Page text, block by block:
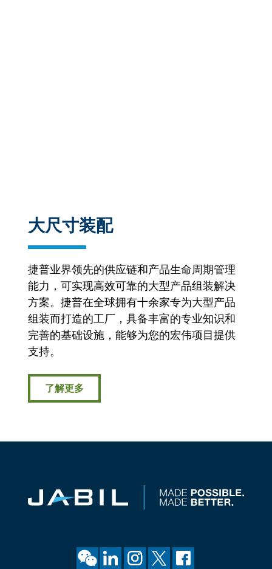
大尺寸装配
捷普业界领先的供应链和产品生命周期管理
能力，可实现高效可靠的大型产品组装解决
方案。捷普在全球拥有十余家专为大型产品
组装而打造的工厂，具备丰富的专业知识和
完善的基础设施，能够为您的宏伟项目提供
支持。
了解更多